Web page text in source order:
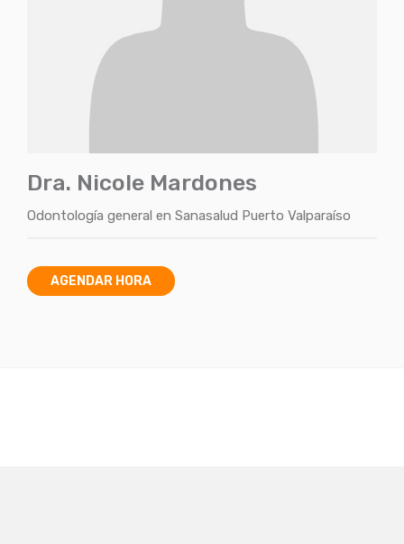
Dra. Nicole Mardones
Odontología general en Sanasalud Puerto Valparaíso
AGENDAR HORA